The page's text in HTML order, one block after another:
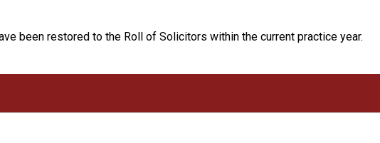
been restored to the Roll of Solicitors within the current practice year.